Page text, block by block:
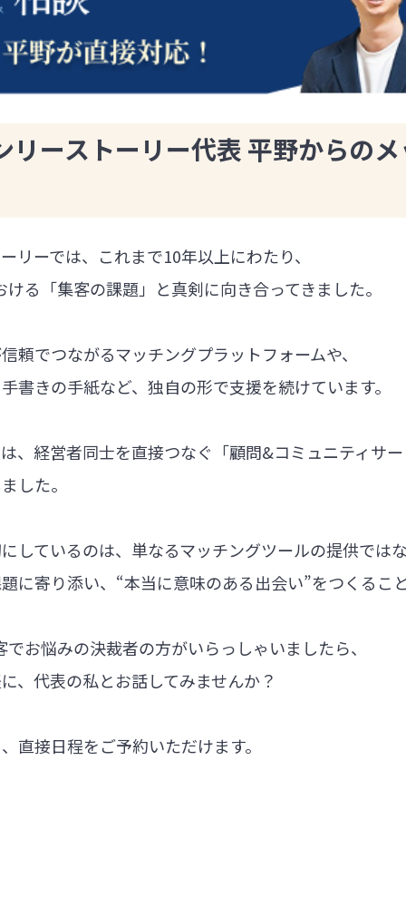
リーストーリー代表 平野からの
リーでは、これまで10年以上にわたり、
る「集客の課題」と真剣に向き合ってきました。
頼でつながるマッチングプラットフォームや、
書きの手紙など、独自の形で支援を続けています。
、経営者同士を直接つなぐ「顧問&コミュニティサ
した。
しているのは、単なるマッチングツールの提供では
に寄り添い、“本当に意味のある出会い”をつくるこ
お悩みの決裁者の方がいらっしゃいましたら、
、代表の私とお話してみませんか？
直接日程をご予約いただけます。